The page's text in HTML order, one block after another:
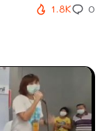
1.8K 0